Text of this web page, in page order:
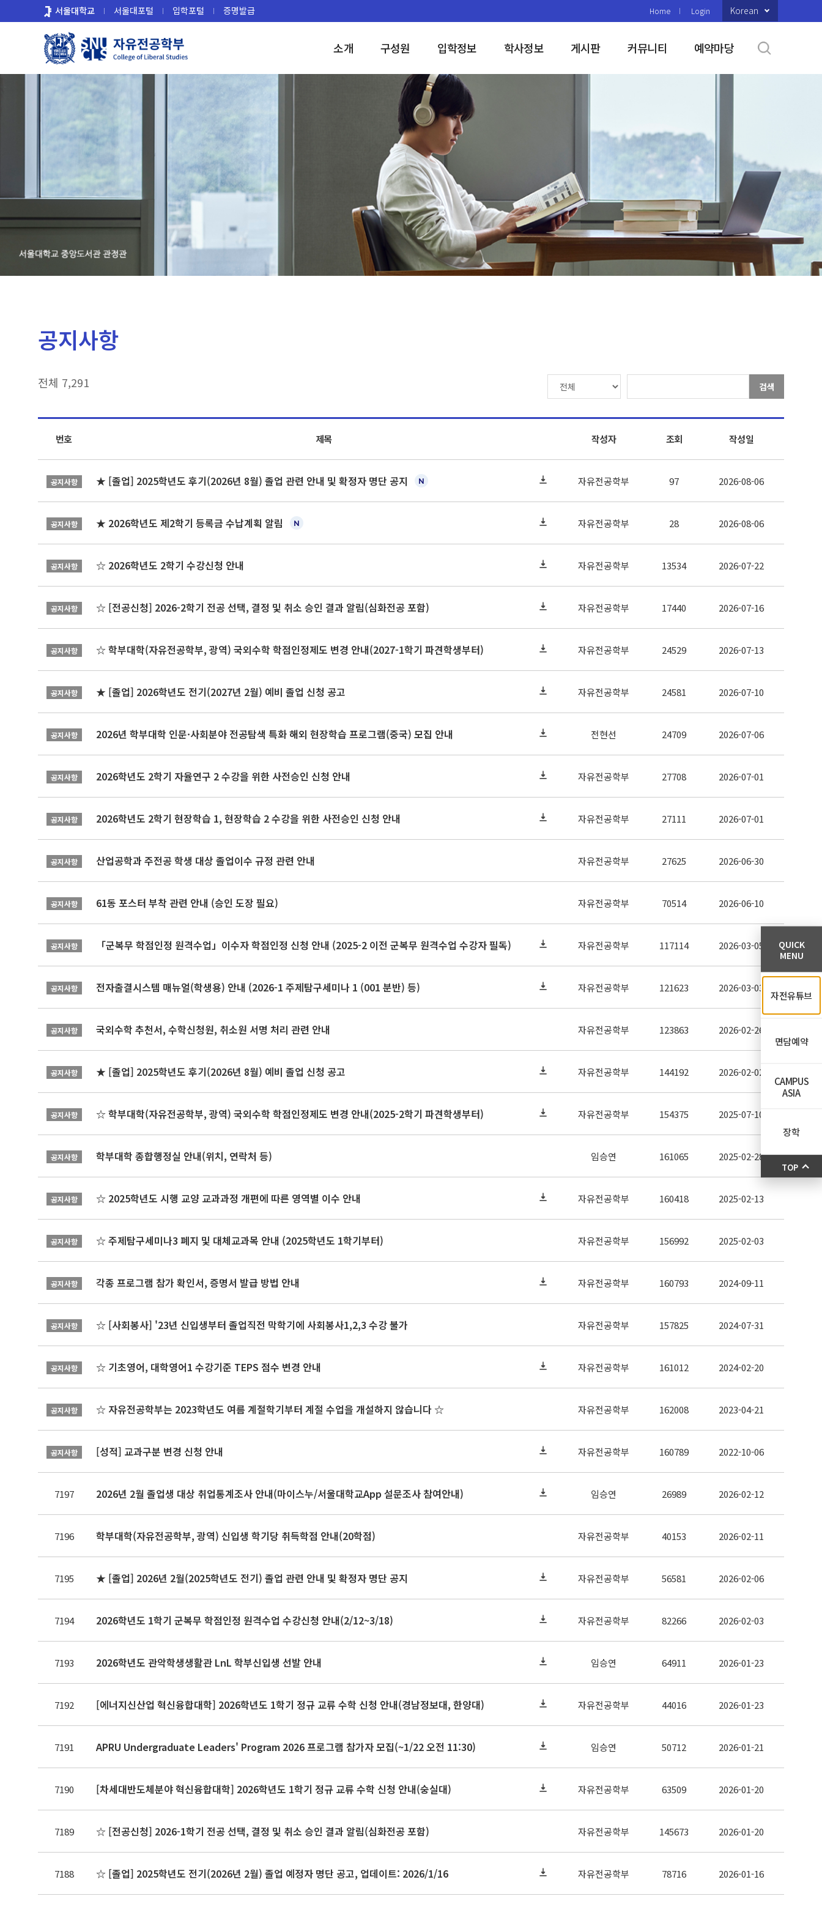
로
서울대학교 서울대포털 입학포털 증명발급 Home Login Korean
소개 구성원 입학정보 학사정보 게시판 커뮤니티 예약마당
공지사항
전체 7,291 검색
번호 제목 작성자 조회 작성일
공지사항 ★ [졸업] 2025학년도 후기(2026년 8월) 졸업 관련 안내 및 확정자 명단 공지 자유전공학부 97 2026-08-06
공지사항 ★ 2026학년도 제2학기 등록금 수납계획 알림 자유전공학부 28 2026-08-06
공지사항 ☆ 2026학년도 2학기 수강신청 안내 자유전공학부 13534 2026-07-22
공지사항 ☆ [전공신청] 2026-2학기 전공 선택, 결정 및 취소 승인 결과 알림(심화전공 포함) 자유전공학부 17440 2026-07-16
공지사항 ☆ 학부대학(자유전공학부, 광역) 국외수학 학점인정제도 변경 안내(2027-1학기 파견학생부터) 자유전공학부 24529 2026-07-13
공지사항 ★ [졸업] 2026학년도 전기(2027년 2월) 예비 졸업 신청 공고 자유전공학부 24581 2026-07-10
공지사항 2026년 학부대학 인문·사회분야 전공탐색 특화 해외 현장학습 프로그램(중국) 모집 안내 전현선 24709 2026-07-06
공지사항 2026학년도 2학기 자율연구 2 수강을 위한 사전승인 신청 안내 자유전공학부 27708 2026-07-01
공지사항 2026학년도 2학기 현장학습 1, 현장학습 2 수강을 위한 사전승인 신청 안내 자유전공학부 27111 2026-07-01
공지사항 산업공학과 주전공 학생 대상 졸업이수 규정 관련 안내 자유전공학부 27625 2026-06-30
공지사항 61동 포스터 부착 관련 안내 (승인 도장 필요) 자유전공학부 70514 2026-06-10
공지사항 「군복무 학점인정 원격수업」이수자 학점인정 신청 안내 (2025-2 이전 군복무 원격수업 수강자 필독) 자유전공학부 117114 2026-03-05
공지사항 전자출결시스템 매뉴얼(학생용) 안내 (2026-1 주제탐구세미나 1 (001 분반) 등) 자유전공학부 121623 2026-03-03
공지사항 국외수학 추천서, 수학신청원, 취소원 서명 처리 관련 안내 자유전공학부 123863 2026-02-26
공지사항 ★ [졸업] 2025학년도 후기(2026년 8월) 예비 졸업 신청 공고 자유전공학부 144192 2026-02-02
공지사항 ☆ 학부대학(자유전공학부, 광역) 국외수학 학점인정제도 변경 안내(2025-2학기 파견학생부터) 자유전공학부 154375 2025-07-10
공지사항 학부대학 종합행정실 안내(위치, 연락처 등) 임승연 161065 2025-02-28
공지사항 ☆ 2025학년도 시행 교양 교과과정 개편에 따른 영역별 이수 안내 자유전공학부 160418 2025-02-13
공지사항 ☆ 주제탐구세미나3 폐지 및 대체교과목 안내 (2025학년도 1학기부터) 자유전공학부 156992 2025-02-03
공지사항 각종 프로그램 참가 확인서, 증명서 발급 방법 안내 자유전공학부 160793 2024-09-11
공지사항 ☆ [사회봉사] '23년 신입생부터 졸업직전 막학기에 사회봉사1,2,3 수강 불가 자유전공학부 157825 2024-07-31
공지사항 ☆ 기초영어, 대학영어1 수강기준 TEPS 점수 변경 안내 자유전공학부 161012 2024-02-20
공지사항 ☆ 자유전공학부는 2023학년도 여름 계절학기부터 계절 수업을 개설하지 않습니다 ☆ 자유전공학부 162008 2023-04-21
공지사항 [성적] 교과구분 변경 신청 안내 자유전공학부 160789 2022-10-06
7197 2026년 2월 졸업생 대상 취업통계조사 안내(마이스누/서울대학교App 설문조사 참여안내) 임승연 26989 2026-02-12
7196 학부대학(자유전공학부, 광역) 신입생 학기당 취득학점 안내(20학점) 자유전공학부 40153 2026-02-11
7195 ★ [졸업] 2026년 2월(2025학년도 전기) 졸업 관련 안내 및 확정자 명단 공지 자유전공학부 56581 2026-02-06
7194 2026학년도 1학기 군복무 학점인정 원격수업 수강신청 안내(2/12~3/18) 자유전공학부 82266 2026-02-03
7193 2026학년도 관악학생생활관 LnL 학부신입생 선발 안내 임승연 64911 2026-01-23
7192 [에너지신산업 혁신융합대학] 2026학년도 1학기 정규 교류 수학 신청 안내(경남정보대, 한양대) 자유전공학부 44016 2026-01-23
7191 APRU Undergraduate Leaders' Program 2026 프로그램 참가자 모집(~1/22 오전 11:30) 임승연 50712 2026-01-21
7190 [차세대반도체분야 혁신융합대학] 2026학년도 1학기 정규 교류 수학 신청 안내(숭실대) 자유전공학부 63509 2026-01-20
7189 ☆ [전공신청] 2026-1학기 전공 선택, 결정 및 취소 승인 결과 알림(심화전공 포함) 자유전공학부 145673 2026-01-20
7188 ☆ [졸업] 2025학년도 전기(2026년 2월) 졸업 예정자 명단 공고, 업데이트: 2026/1/16 자유전공학부 78716 2026-01-16
QUICK
MENU
자전유튜브
면담예약
CAMPUS
ASIA
장학
TOP